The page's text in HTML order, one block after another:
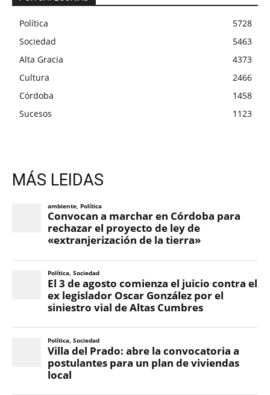
Política
5728
Sociedad
5463
Alta Gracia
4373
Cultura
2466
Córdoba
1458
Sucesos
1123
MÁS LEIDAS